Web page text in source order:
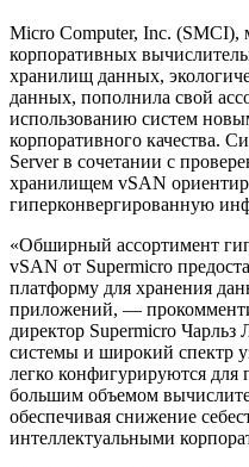
Micro Computer, Inc. (SMCI),
корпоративных
хранилищ данных,
данных, пополнила свой
использованию систем
корпоративного качества.
Server в сочетании с
хранилищем vSAN
гиперконвергированную
«Обширный ассортимент
vSAN от Supermicro
платформу для хранения
приложений, —
директор Supermicro
системы и широкий спектр
легко конфигурируются для
большим объемом
обеспечивая снижение
интеллектуальными